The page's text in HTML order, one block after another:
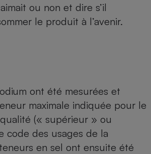
ou non et dire s’il
le produit à l’avenir.
ont été mesurées et
maximale indiquée pour le
(« supérieur » ou
code des usages de la
en sel ont ensuite été